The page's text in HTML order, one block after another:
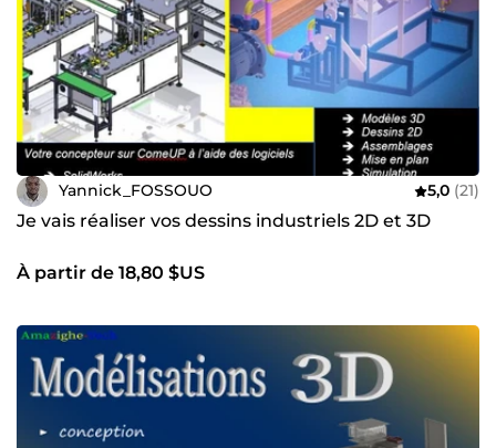
Yannick_FOSSOUO 5,0 (21)
Je vais réaliser vos dessins industriels 2D et 3D
À partir de 18,80 $US